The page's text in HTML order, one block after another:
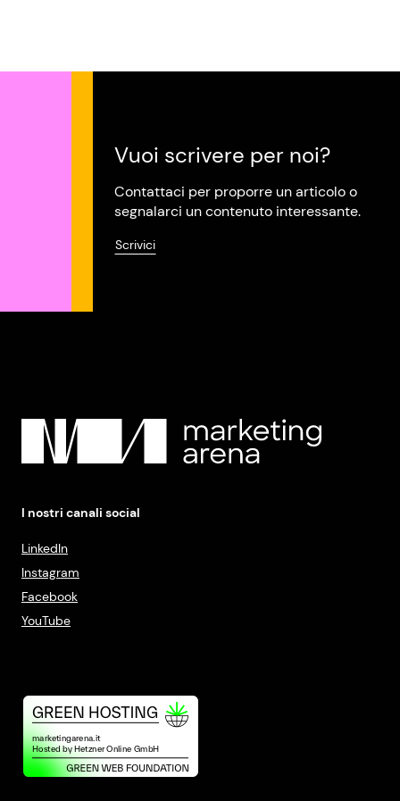
Vuoi scrivere per noi?
Contattaci per proporre un articolo o
segnalarci un contenuto interessante.
Scrivici
I nostri canali social
LinkedIn
Instagram
Facebook
YouTube